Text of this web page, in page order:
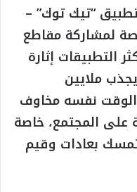
“تيك توك” –
لمشاركة مقاطع
التطبيقات إثارة
ملايين
الوقت نفسه مخاوف
على المجتمع، خاصة
بعادات وقيم